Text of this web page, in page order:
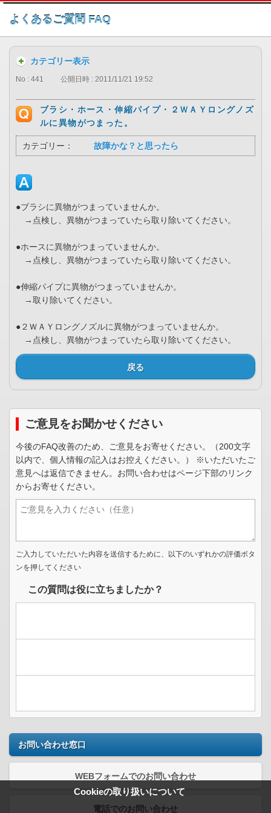
このページの本文へ
よくあるご質問 FAQ
Cookieの取り扱いについて
カテゴリー表示
No : 441 公開日時 : 2011/11/21 19:52
ブラシ・ホース・伸縮パイプ・２ＷＡＹロングノズ
ルに異物がつまった。
カテゴリー： 故障かな？と思ったら
●ブラシに異物がつまっていませんか。
→点検し、異物がつまっていたら取り除いてください。
●ホースに異物がつまっていませんか。
→点検し、異物がつまっていたら取り除いてください。
●伸縮パイプに異物がつまっていませんか。
→取り除いてください。
●２ＷＡＹロングノズルに異物がつまっていませんか。
→点検し、異物がつまっていたら取り除いてください。
戻る
ご意見をお聞かせください
今後のFAQ改善のため、ご意見をお寄せください。（200文字
以内で、個人情報の記入はお控えください。） ※いただいたご
意見へは返信できません。お問い合わせはページ下部のリンク
からお寄せください。
ご入力していただいた内容を送信するために、以下のいずれかの評価ボタ
ンを押してください
この質問は役に立ちましたか？
お問い合わせ窓口
WEBフォームでのお問い合わせ
電話でのお問い合わせ